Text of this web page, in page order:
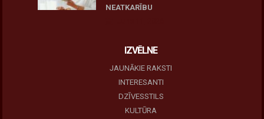
NEATKARĪBU
IZVĒLNE
JAUNĀKIE RAKSTI
INTERESANTI
DZĪVESSTILS
KULTŪRA